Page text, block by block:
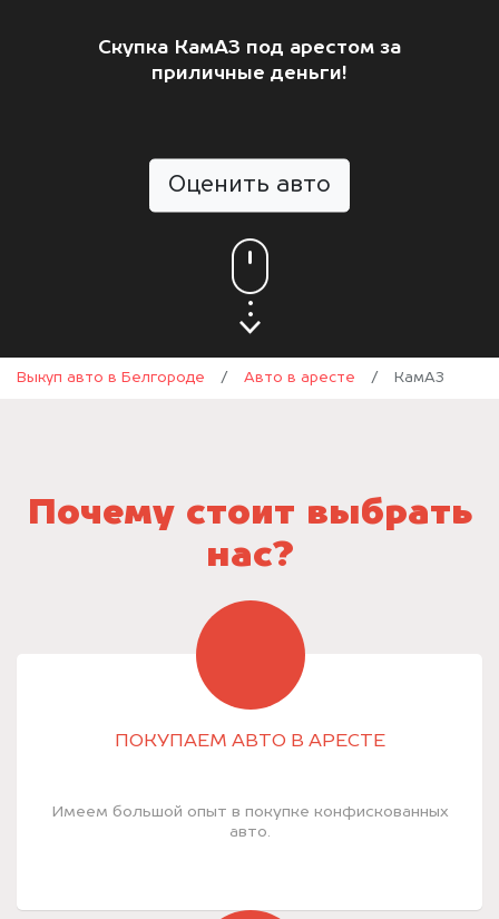
Скупка КамАЗ под арестом за
приличные деньги!
Оценить авто
Выкуп авто в Белгороде / Авто в аресте / КамАЗ
Почему стоит выбрать
нас?
ПОКУПАЕМ АВТО В АРЕСТЕ
Имеем большой опыт в покупке конфискованных
авто.